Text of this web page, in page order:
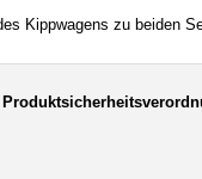
Kippwagens zu beiden